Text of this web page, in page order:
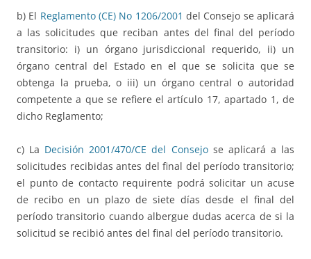
b) El Reglamento (CE) No 1206/2001 del Consejo se aplicará
a las solicitudes que reciban antes del final del período
transitorio: i) un órgano jurisdiccional requerido, ii) un
órgano central del Estado en el que se solicita que se
obtenga la prueba, o iii) un órgano central o autoridad
competente a que se refiere el artículo 17, apartado 1, de
dicho Reglamento;
c) La Decisión 2001/470/CE del Consejose aplicará a las
solicitudes recibidas antes del final del período transitorio;
el punto de contacto requirente podrá solicitar un acuse
de recibo en un plazo de siete días desde el final del
período transitorio cuando albergue dudas acerca de si la
solicitud se recibió antes del final del período transitorio.